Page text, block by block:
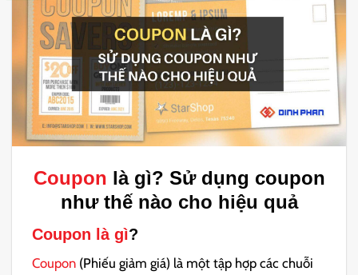
Coupon là gì? Sử dụng coupon
như thế nào cho hiệu quả
Coupon là gì?
Coupon (Phiếu giảm giá) là một tập hợp các chuỗi